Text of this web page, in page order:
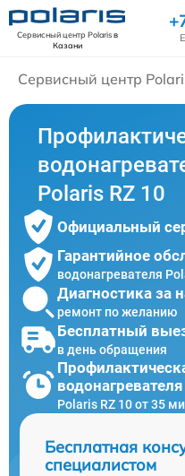
Сервисный центр Polarisв
Казани
Сервисный центр
Polaris RZ 10
Официальный
Гарантийное
водонагревателя
Диагностика за
ремонт по желанию
Бесплатный
в день обращения
водонагревателя
Polaris RZ 10 от 35
Бесплатная
специалистом